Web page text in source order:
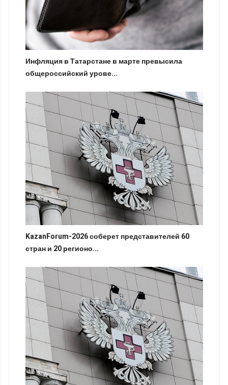
Инфляция в Татарстане в марте превысила
общероссийский урове...
KazanForum-2026 соберет представителей 60
стран и 20 регионо...